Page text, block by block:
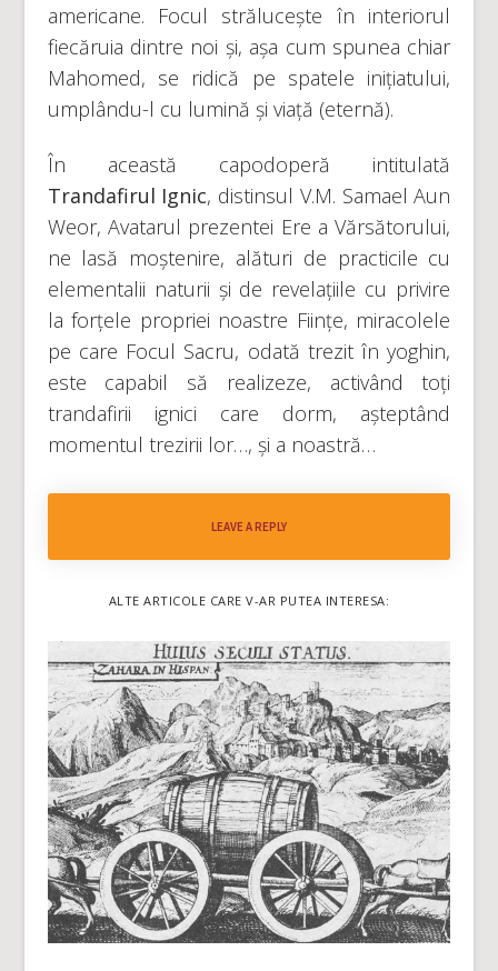
americane. Focul strălucește în interiorul
fiecăruia dintre noi și, așa cum spunea chiar
Mahomed, se ridică pe spatele inițiatului,
umplându-l cu lumină și viață (eternă).
În această capodoperă intitulată
Trandafirul Ignic, distinsul V.M. Samael Aun
Weor, Avatarul prezentei Ere a Vărsătorului,
ne lasă moștenire, alături de practicile cu
elementalii naturii și de revelațiile cu privire
la forțele propriei noastre Ființe, miracolele
pe care Focul Sacru, odată trezit în yoghin,
este capabil să realizeze, activând toți
trandafirii ignici care dorm, așteptând
momentul trezirii lor…, și a noastră…
LEAVE A REPLY
ALTE ARTICOLE CARE V-AR PUTEA INTERESA: